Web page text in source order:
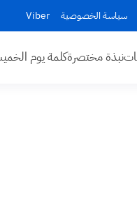
سياسة الخصوصية Viber
نبذة مختصرةكلمة يوم